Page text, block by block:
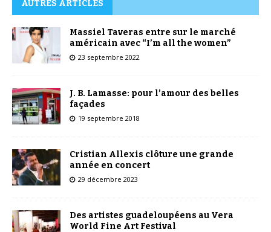
AUTRES ARTICLES
Massiel Taveras entre sur le marché
américain avec “I’m all the women”
23 septembre 2022
J. B. Lamasse: pour l’amour des belles
façades
19 septembre 2018
Cristian Allexis clôture une grande
année en concert
29 décembre 2023
Des artistes guadeloupéens au Vera
World Fine Art Festival